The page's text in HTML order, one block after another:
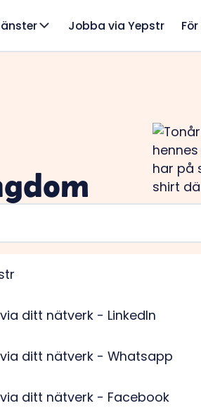
Jobba via Yepstr
ditt nätverk - LinkedIn
ditt nätverk - Whatsapp
ditt nätverk - Facebook